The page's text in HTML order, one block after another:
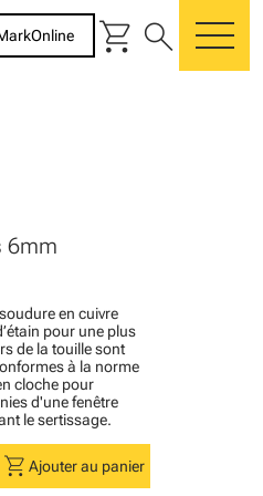
shopping_cart search
6mm
en cuivre
pour une plus
de la touille sont
à la norme
cloche pour
d'une fenêtre
le sertissage.
shopping_cart Ajouter au panier